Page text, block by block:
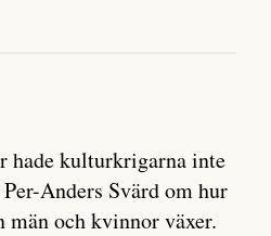
hade kulturkrigarna inte
Anders Svärd om hur
och kvinnor växer.